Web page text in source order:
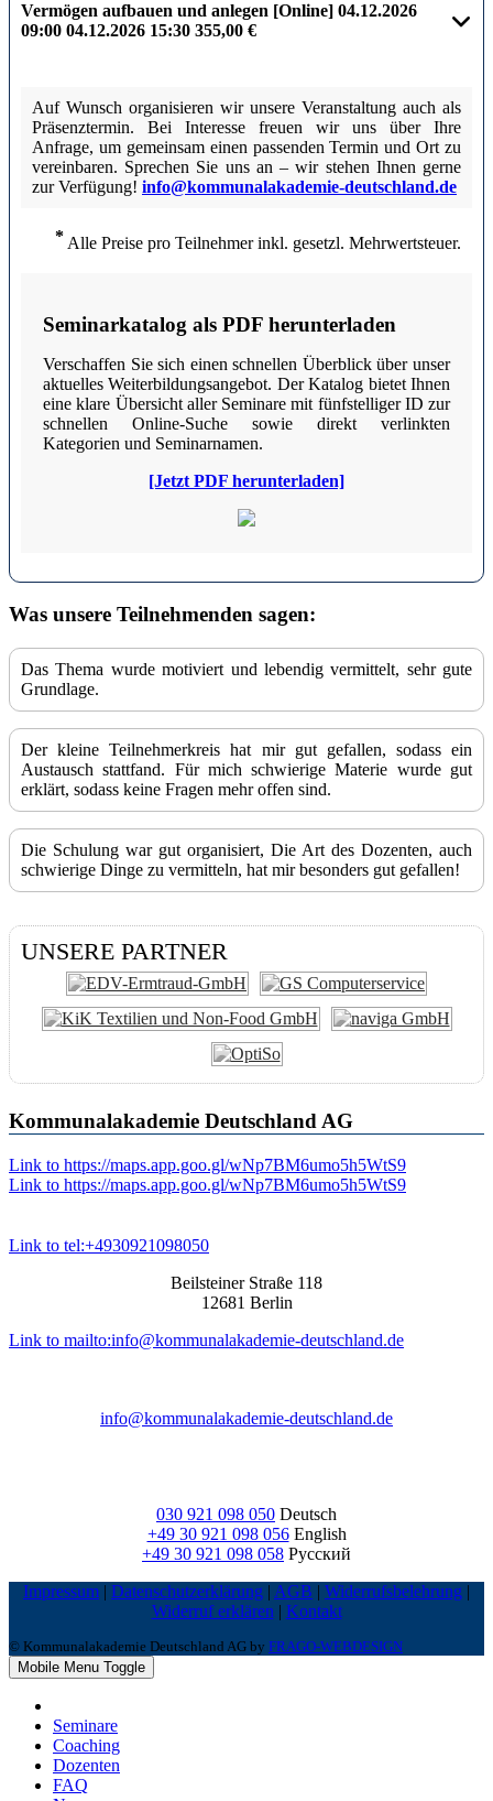
Vermögen aufbauen und anlegen [Online] 04.12.2026
09:00 04.12.2026 15:30 355,00 €
Auf Wunsch organisieren wir unsere Veranstaltung auch als
Präsenztermin. Bei Interesse freuen wir uns über Ihre
Anfrage, um gemeinsam einen passenden Termin und Ort zu
vereinbaren. Sprechen Sie uns an – wir stehen Ihnen gerne
zur Verfügung! info@kommunalakademie-deutschland.de
*Alle Preise pro Teilnehmer inkl. gesetzl. Mehrwertsteuer.
Seminarkatalog als PDF herunterladen
Verschaffen Sie sich einen schnellen Überblick über unser
aktuelles Weiterbildungsangebot. Der Katalog bietet Ihnen
eine klare Übersicht aller Seminare mit fünfstelliger ID zur
schnellen Online-Suche sowie direkt verlinkten
Kategorien und Seminarnamen.
[Jetzt PDF herunterladen]
Was unsere Teilnehmenden sagen:
Das Thema wurde motiviert und lebendig vermittelt, sehr gute
Grundlage.
Der kleine Teilnehmerkreis hat mir gut gefallen, sodass ein
Austausch stattfand. Für mich schwierige Materie wurde gut
erklärt, sodass keine Fragen mehr offen sind.
Die Schulung war gut organisiert, Die Art des Dozenten, auch
schwierige Dinge zu vermitteln, hat mir besonders gut gefallen!
UNSERE PARTNER
Kommunalakademie Deutschland AG
Link to https://maps.app.goo.gl/wNp7BM6umo5h5WtS9
Link to https://maps.app.goo.gl/wNp7BM6umo5h5WtS9
Link to tel:+4930921098050
Beilsteiner Straße 118
12681 Berlin
Link to mailto:info@kommunalakademie-deutschland.de
info@kommunalakademie-deutschland.de
030 921 098 050 Deutsch
+49 30 921 098 056English
+49 30 921 098 058 Русский
Impressum | Datenschutzerklärung | AGB | Widerrufsbelehrung |
Widerruf erklären | Kontakt
© Kommunalakademie Deutschland AG by FRAGO-WEBDESIGN
Mobile Menu Toggle
Seminare
Coaching
Dozenten
FAQ